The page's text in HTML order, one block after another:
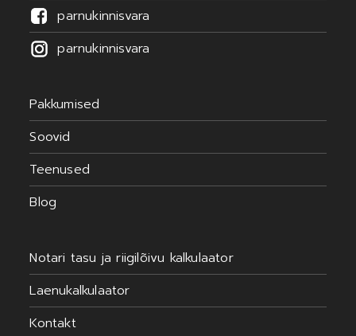
parnukinnisvara
parnukinnisvara
Pakkumised
Soovid
Teenused
Blog
Notari tasu ja riigilõivu kalkulaator
Laenukalkulaator
Kontakt